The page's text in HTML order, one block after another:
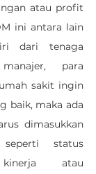
atau profit
ini antara lain
dari tenaga
para
sakit ingin
baik, maka ada
dimasukkan
status